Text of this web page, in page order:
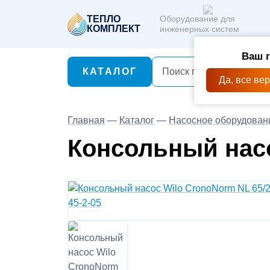
ТЕПЛО
КОМПЛЕКТ
Оборудование для
инженерных систем
Ваш
Да, все
КАТАЛОГ
Главная — Каталог — Насосное
Консольный